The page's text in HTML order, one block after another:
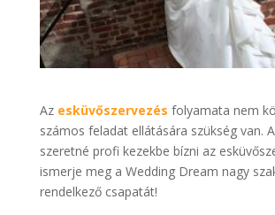
Az esküvőszervezés folyamata nem
számos feladat ellátására szükség van.
szeretné profi kezekbe bízni az
ismerje meg a Wedding Dream nagy
rendelkező csapatát!